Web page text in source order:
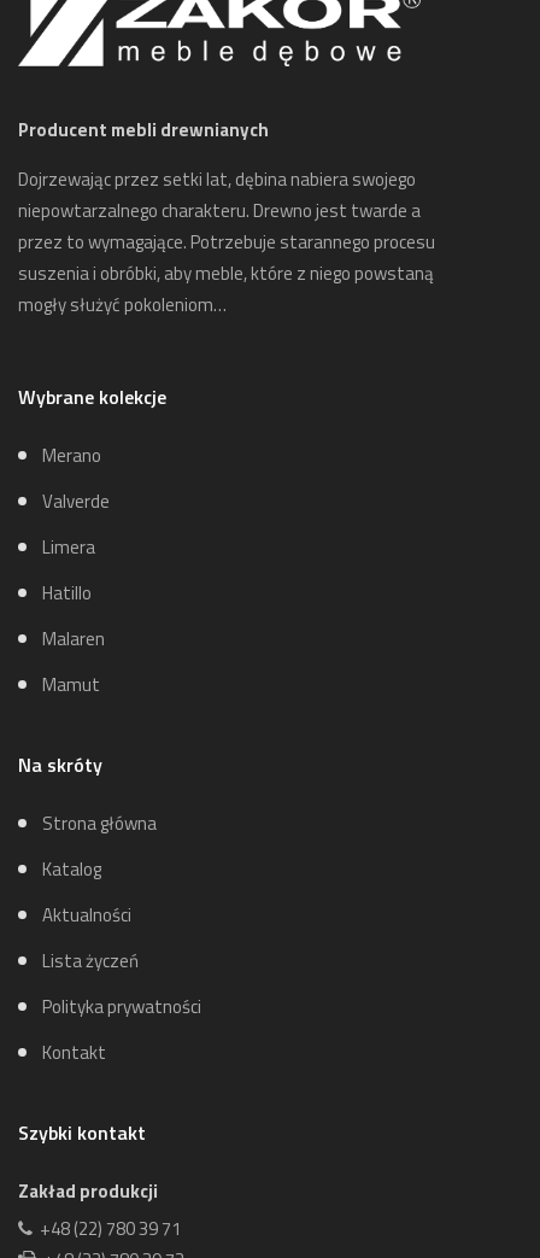
Producent mebli drewnianych
Dojrzewając przez setki lat, dębina nabiera swojego
niepowtarzalnego charakteru. Drewno jest twarde a
przez to wymagające. Potrzebuje starannego procesu
suszenia i obróbki, aby meble, które z niego powstaną
mogły służyć pokoleniom…
Wybrane kolekcje
Merano
Valverde
Limera
Hatillo
Malaren
Mamut
Na skróty
Strona główna
Katalog
Aktualności
Lista życzeń
Polityka prywatności
Kontakt
Szybki kontakt
Zakład produkcji
+48 (22) 780 39 71